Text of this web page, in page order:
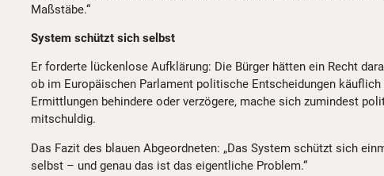
Maßstäbe.“
System schützt sich selbst
Er forderte lückenlose Aufklärung: Die Bürger hätten ein Recht
ob im Europäischen Parlament politische Entscheidungen käuflich
Ermittlungen behindere oder verzögere, mache sich zumindest
mitschuldig.
Das Fazit des blauen Abgeordneten: „Das System schützt sich
selbst – und genau das ist das eigentliche Problem.“